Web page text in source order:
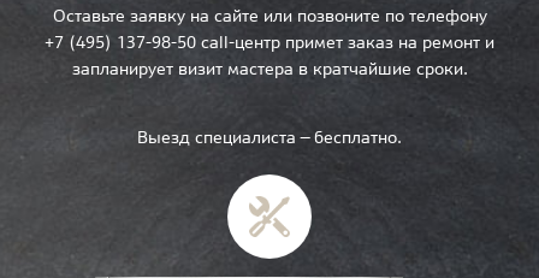
Оставьте заявку на сайте или позвоните по телефону
+7 (495) 137-98-50 call-центр примет заказ на ремонт и
запланирует визит мастера в кратчайшие сроки.
Выезд специалиста — бесплатно.